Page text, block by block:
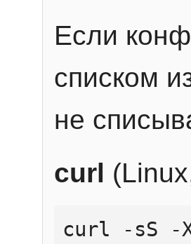
Если
списком
не
curl
curl -sS -